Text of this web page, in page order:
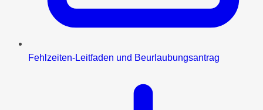
Fehlzeiten-Leitfaden und Beurlaubungsantrag